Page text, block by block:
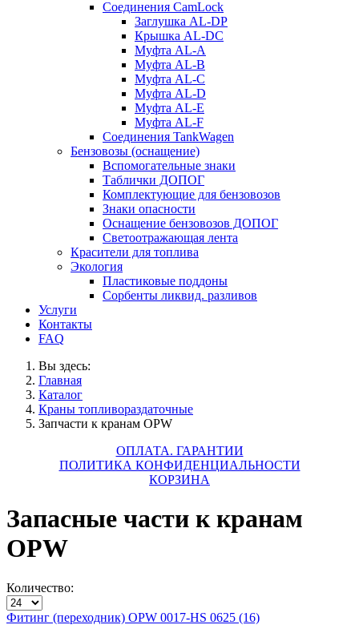
Соединения CamLock
Заглушка AL-DP
Крышка AL-DC
Муфта AL-A
Муфта AL-B
Муфта AL-C
Муфта AL-D
Муфта AL-E
Муфта AL-F
Соединения TankWagen
Бензовозы (оснащение)
Вспомогательные знаки
Таблички ДОПОГ
Комплектующие для бензовозов
Знаки опасности
Оснащение бензовозов ДОПОГ
Светоотражающая лента
Красители для топлива
Экология
Пластиковые поддоны
Сорбенты ликвид. разливов
Услуги
Контакты
FAQ
Вы здесь:
Главная
Каталог
Краны топливораздаточные
Запчасти к кранам OPW
ОПЛАТА. ГАРАНТИИ
ПОЛИТИКА КОНФИДЕНЦИАЛЬНОСТИ
КОРЗИНА
Запасные части к кранам
OPW
Количество:
Фитинг (переходник) OPW 0017-HS 0625 (16)